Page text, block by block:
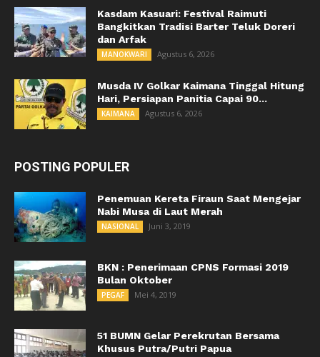
Kasdam Kasuari: Festival Raimuti
Bangkitkan Tradisi Barter Teluk Doreri
dan Arfak
MANOKWARI Agustus 6, 2026
Musda IV Golkar Kaimana Tinggal Hitung
Hari, Persiapan Panitia Capai 90...
KAIMANA Agustus 6, 2026
POSTING POPULER
Penemuan Kereta Firaun Saat Mengejar
Nabi Musa di Laut Merah
NASIONAL Juni 3, 2019
BKN : Penerimaan CPNS Formasi 2019
Bulan Oktober
PEGAF Mei 4, 2019
51 BUMN Gelar Perekrutan Bersama
Khusus Putra/Putri Papua